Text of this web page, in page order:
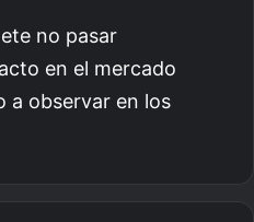
no pasar
en el mercado
a observar en los